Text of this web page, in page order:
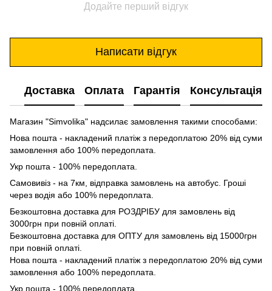
Додайте перший відгук
Написати відгук
Доставка Оплата Гарантія Консультація
Магазин "Simvolika" надсилає замовлення такими способами:
Нова пошта - накладений платіж з передоплатою 20% від суми
замовлення або 100% передоплата.
Укр пошта - 100% передоплата.
Самовивіз - на 7км, відправка замовлень на автобус. Гроші
через водія або 100% передоплата.
Безкоштовна доставка для РОЗДРІБУ для замовлень від
3000грн при повній оплаті.
Безкоштовна доставка для ОПТУ для замовлень від 15000грн
при повній оплаті.
Нова пошта - накладений платіж з передоплатою 20% від суми
замовлення або 100% передоплата.
Укр пошта - 100% передоплата.